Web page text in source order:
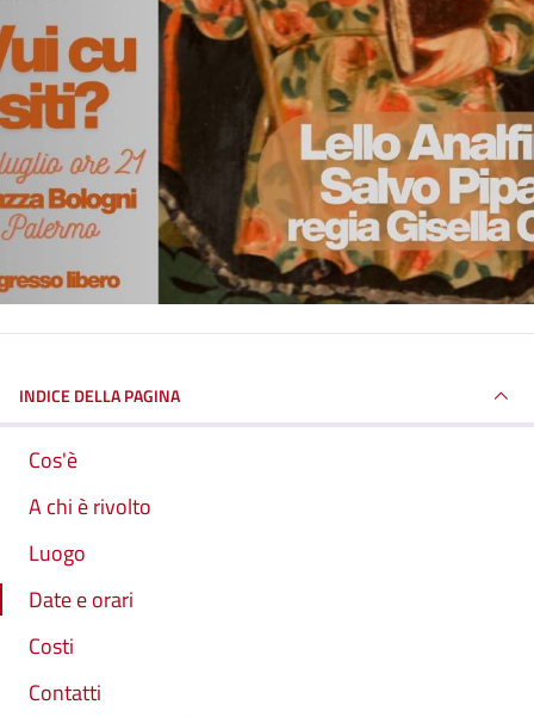
INDICE DELLA PAGINA
Cos'è
A chi è rivolto
Luogo
Date e orari
Costi
Contatti